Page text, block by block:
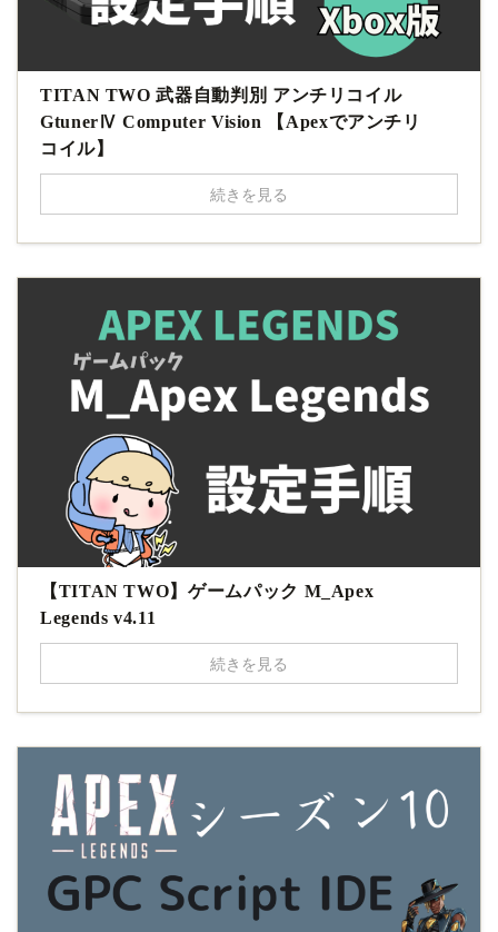
TITAN TWO 武器自動判別 アンチリコイル
GtunerⅣ Computer Vision 【Apexでアンチリ
コイル】
続きを見る
【TITAN TWO】ゲームパック M_Apex
Legends v4.11
続きを見る